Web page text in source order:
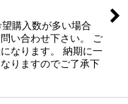
購入数が多い場合
い合わせ下さい。 ご
なります。 納期に一
りますのでご了承下